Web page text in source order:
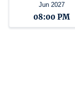
Jun 2027
08:00 PM